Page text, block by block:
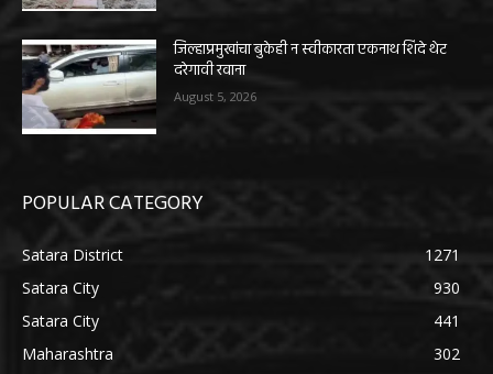
जिल्हाप्रमुखांचा बुकेही न स्वीकारता एकनाथ शिंदे थेट
दरेगावी रवाना
August 5, 2026
POPULAR CATEGORY
Satara District
1271
Satara City
930
Satara City
441
Maharashtra
302